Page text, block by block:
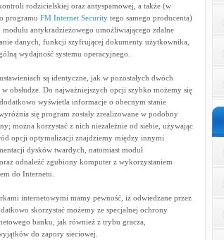
rodzicielskiej oraz antyspamowej, a także (w
programu FM Internet Securitytego samego producenta)
antykradzieżowego umożliwiającego zdalne
danych, funkcji szyfrującej dokumenty użytkownika,
wydajność systemu operacyjnego.
są identyczne, jak w pozostałych dwóch
obsłudze. Do najważniejszych opcji szybko możemy się
wyświetla informacje o obecnym stanie
się program zostały zrealizowane w podobny
można korzystać z nich niezależnie od siebie, używając
opcji optymalizacji znajdziemy między innymi
dysków twardych, natomiast moduł
odnaleźć zgubiony komputer z wykorzystaniem
do Internetu.
internetowymi mamy pewność, iż odwiedzane przez
skorzystać możemy ze specjalnej ochrony
banku, jak również z trybu gracza,
do zapory sieciowej.